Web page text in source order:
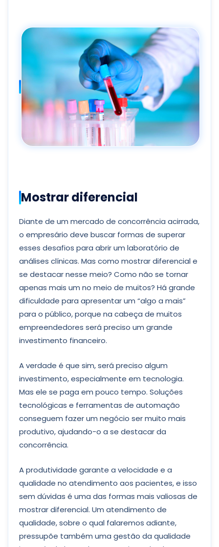
Mostrar diferencial
Diante de um mercado de concorrência acirrada,
o empresário deve buscar formas de superar
esses desafios para abrir um laboratório de
análises clínicas. Mas como mostrar diferencial e
se destacar nesse meio? Como não se tornar
apenas mais um no meio de muitos? Há grande
dificuldade para apresentar um “algo a mais”
para o público, porque na cabeça de muitos
empreendedores será preciso um grande
investimento financeiro.
A verdade é que sim, será preciso algum
investimento, especialmente em tecnologia.
Mas ele se paga em pouco tempo. Soluções
tecnológicas e ferramentas de automação
conseguem fazer um negócio ser muito mais
produtivo, ajudando-o a se destacar da
concorrência.
A produtividade garante a velocidade e a
qualidade no atendimento aos pacientes, e isso
sem dúvidas é uma das formas mais valiosas de
mostrar diferencial. Um atendimento de
qualidade, sobre o qual falaremos adiante,
pressupõe também uma gestão da qualidade